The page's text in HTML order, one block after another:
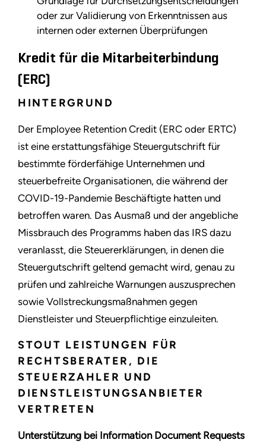
oder zur Validierung von Erkenntnissen aus
internen oder externen Überprüfungen
Kredit für die Mitarbeiterbindung
(ERC)
HINTERGRUND
Der Employee Retention Credit (ERC oder ERTC)
ist eine erstattungsfähige Steuergutschrift für
bestimmte förderfähige Unternehmen und
steuerbefreite Organisationen, die während der
COVID-19-Pandemie Beschäftigte hatten und
betroffen waren. Das Ausmaß und der angebliche
Missbrauch des Programms haben das IRS dazu
veranlasst, die Steuererklärungen, in denen die
Steuergutschrift geltend gemacht wird, genau zu
prüfen und zahlreiche Warnungen auszusprechen
sowie Vollstreckungsmaßnahmen gegen
Dienstleister und Steuerpflichtige einzuleiten.
STOUT LEISTUNGEN FÜR
RECHTSBERATER, DIE
STEUERZAHLER UND
DIENSTLEISTUNGSANBIETER
VERTRETEN
Unterstützung bei Information Document Requests